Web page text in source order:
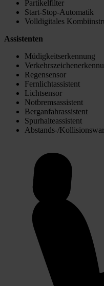
Partikelfilter
Start-Stop-Automatik
Volldigitales
Assistenten
Müdigkeitserkennung
Regensensor
Fernlichtassistent
Lichtsensor
Notbremsassistent
Berganfahrassistent
Spurhalteassistent
Abstands-/